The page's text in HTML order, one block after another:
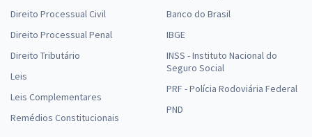
Direito Processual Civil
Direito Processual Penal
Direito Tributário
Leis
Leis Complementares
Remédios Constitucionais
Banco do Brasil
IBGE
INSS - Instituto Nacional do
Seguro Social
PRF - Polícia Rodoviária Federal
PND